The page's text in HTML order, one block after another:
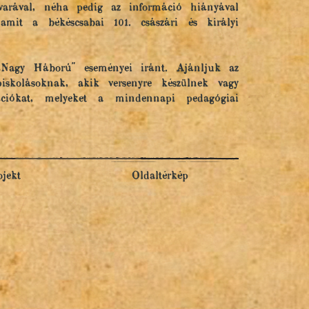
néha pedig az információ hiányával
a békéscsabai 101. császári és királyi
Háború" eseményei iránt. Ajánljuk az
akik versenyre készülnek vagy
melyeket a mindennapi pedagógiai
Oldaltérkép